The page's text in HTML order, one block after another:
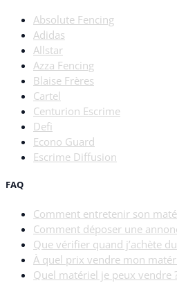
Absolute Fencing
Adidas
Allstar
Azza Fencing
Blaise Frères
Cartel
Centurion Escrime
Defi
Econo Guard
Escrime Diffusion
FAQ
Comment entretenir son
Comment déposer une
Que vérifier quand j’achète
À quel prix vendre mon
Quel matériel je peux vendre